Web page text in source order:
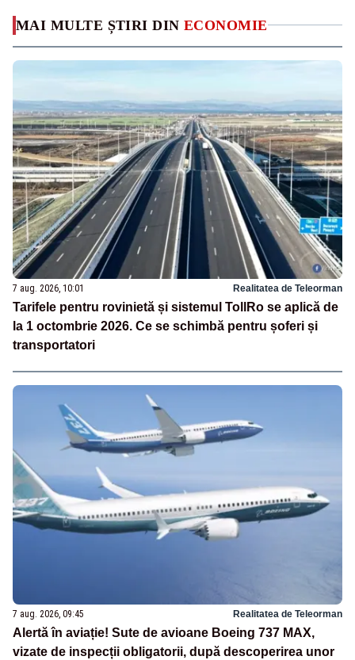
MAI MULTE ȘTIRI DIN ECONOMIE
7 aug. 2026, 10:01 Realitatea de Teleorman
Tarifele pentru rovinietă și sistemul TollRo se aplică de
la 1 octombrie 2026. Ce se schimbă pentru șoferi și
transportatori
7 aug. 2026, 09:45 Realitatea de Teleorman
Alertă în aviație! Sute de avioane Boeing 737 MAX,
vizate de inspecții obligatorii, după descoperirea unor